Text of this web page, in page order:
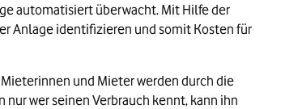
automatisiert überwacht. Mit Hilfe der
Anlage identifizieren und somit Kosten für
und Mieter werden durch die
wer seinen Verbrauch kennt, kann ihn